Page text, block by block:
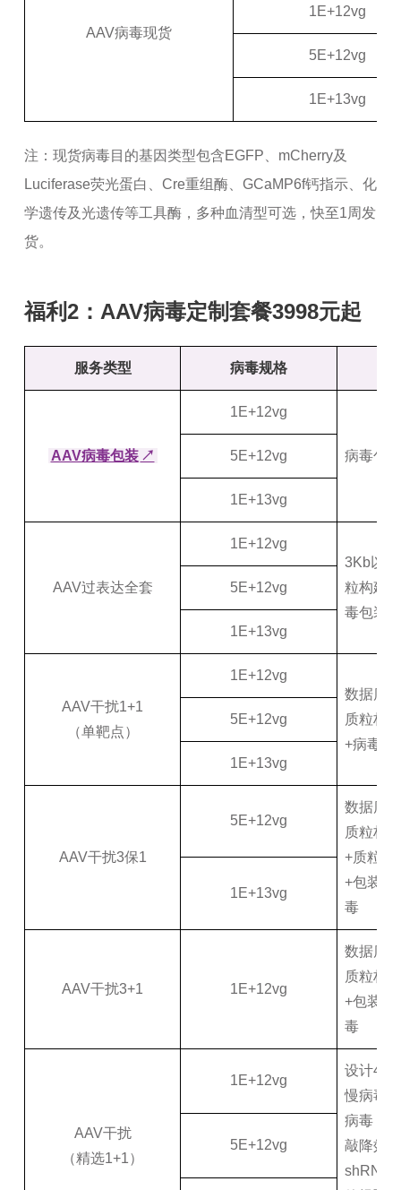
AAV病毒现货
1E+12vg
5E+12vg
1E+13vg
注：现货病毒目的基因类型包含EGFP、mCherry及
Luciferase荧光蛋白、Cre重组酶、GCaMP6f钙指示、化
学遗传及光遗传等工具酶，多种血清型可选，快至1周发
货。
福利2：AAV病毒定制套餐3998元起
服务类型 病毒规格
AAV病毒包装 ↗
1E+12vg
病毒包
5E+12vg
1E+13vg
AAV过表达全套
1E+12vg
3Kb以
粒构建+
毒包装+
5E+12vg
1E+13vg
AAV干扰1+1
（单靶点）
1E+12vg
数据库
质粒构
+病毒包
5E+12vg
1E+13vg
AAV干扰3保1
5E+12vg
数据库
质粒构
+质粒验
+包装1
毒
1E+13vg
AAV干扰3+1 1E+12vg
数据库
质粒构
+包装3
毒
AAV干扰
（精选1+1）
1E+12vg
设计4条
慢病毒
病毒，
敲降效
shRNA
5E+12vg